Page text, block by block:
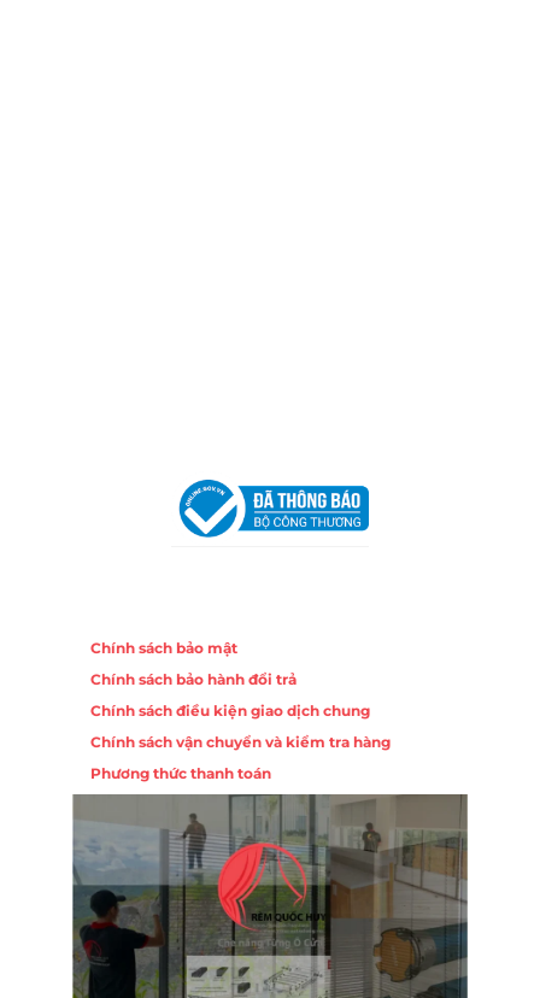
Chính sách bảo mật
Chính sách bảo hành đổi trả
Chính sách điều kiện giao dịch chung
Chính sách vận chuyển và kiểm tra hàng
Phương thức thanh toán